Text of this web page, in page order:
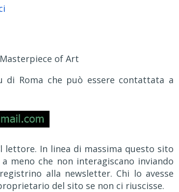
Masterpiece of Art
Roma che può essere contattata a
lettore. In linea di massima questo sito
meno che non interagiscano inviando
alla newsletter. Chi lo avesse
del sito se non ci riuscisse.